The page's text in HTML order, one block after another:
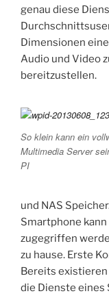
genau diese
Dimensionen
Audio und Video
bereitzustellen.
So klein kann ein
Multimedia Server
PI
und NAS
Smartphone
zugegriffen
zu hause. Erste
Bereits
die Dienste eines